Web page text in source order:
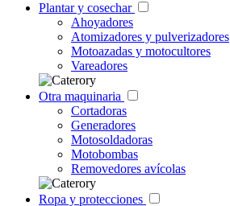
Plantar y cosechar
Ahoyadores
Atomizadores y pulverizadores
Motoazadas y motocultores
Vareadores
Otra maquinaria
Cortadoras
Generadores
Motosoldadoras
Motobombas
Removedores avícolas
Ropa y protecciones